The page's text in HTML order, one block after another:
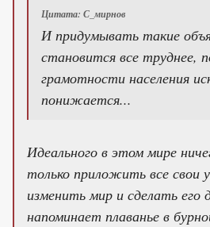
Цитата: С_мирнов
И придумывать такие
становится все труднее,
грамотности населения
понижается...
Идеального в этом мире
только приложить все свои
изменить мир и сделать его
напоминает плаванье в